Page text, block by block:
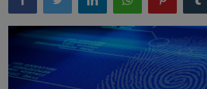
Cultura
Mascotas